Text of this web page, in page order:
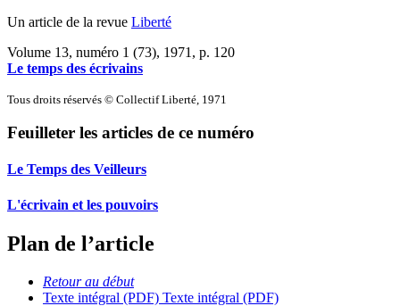
Un article de la revue Liberté
Volume 13, numéro 1 (73), 1971 , p. 120
Le temps des écrivains
Tous droits réservés © Collectif Liberté, 1971
Feuilleter les articles de ce numéro
Le Temps des Veilleurs
L'écrivain et les pouvoirs
Plan de l’article
Retour au début
Texte intégral (PDF) Texte intégral (PDF)